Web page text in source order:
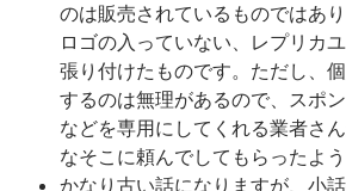
のは販売されているものではあ
ロゴの入っていない、レプリカ
張り付けたものです。ただし、
するのは無理があるので、スポ
などを専用にしてくれる業者さ
なそこに頼んでしてもらったよう
かなり古い話になりますが、小